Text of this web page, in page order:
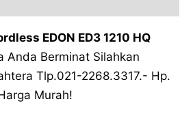
EDON ED3 1210 HQ
Anda Berminat Silahkan
Tlp.021-2268.3317.- Hp.
Murah!